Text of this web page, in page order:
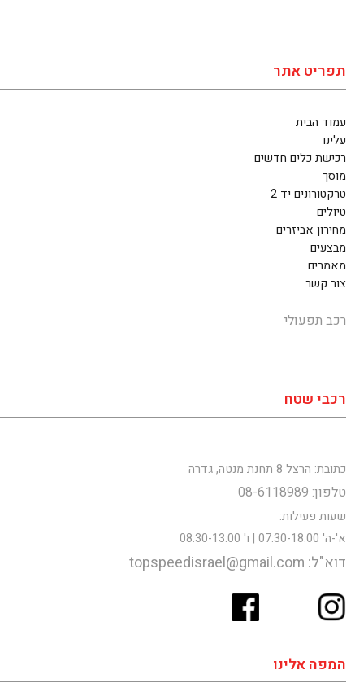
תפריט אתר
עמוד הבית
עלינו
רכישת כלים חדשים
מוסך
טרקטורונים יד 2
טיולים
מחירון אביזרים
מבצעים
מאמרים
צור קשר
רכב תפעולי
רכבי שטח
כתובת: הרצל 8 תחנת מנטה, גדרה
טלפון: 08-6118989
שעות פעילות:
א'-ה' 07:30-18:00 | ו' 08:30-13:00
דוא"ל: topspeedisrael@gmail.com
המפה אלינו